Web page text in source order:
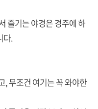
즐기는 야경은 경주에 하
다.
, 무조건 여기는 꼭 와야한